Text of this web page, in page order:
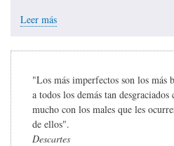
Leer más
"Los más imperfectos son los más
a todos los demás tan
mucho con los males que les
de ellos".
Descartes